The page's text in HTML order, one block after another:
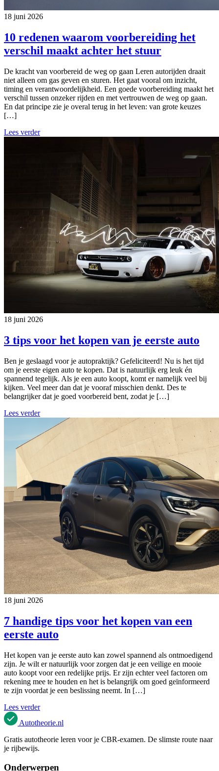
18 juni 2026
10 redenen waarom voorbereiding het
verschil maakt achter het stuur
De kracht van voorbereid de weg op gaan Leren autorijden draait
niet alleen om gas geven en sturen. Het gaat vooral om inzicht,
timing en verantwoordelijkheid. Een goede voorbereiding maakt het
verschil tussen onzeker rijden en met vertrouwen de weg op gaan.
En dat principe zie je overal terug in het leven: van grote keuzes
[…]
Lees verder
18 juni 2026
3 tips voor het kopen van je eerste auto
Ben je geslaagd voor je autopraktijk? Gefeliciteerd! Nu is het tijd
om je eerste eigen auto te kopen. Dat is natuurlijk erg leuk én
spannend tegelijk. Als je een auto koopt, komt er namelijk veel bij
kijken. Veel meer dan dat je vooraf misschien denkt. Des te
belangrijker dat je goed voorbereid bent, zodat je […]
Lees verder
18 juni 2026
7 handige tips voor het kopen van een
eerste auto
Het kopen van je eerste auto kan zowel spannend als ontmoedigend
zijn. Je wilt er natuurlijk voor zorgen dat je een veilige en mooie
auto koopt voor een redelijke prijs. Er zijn echter veel factoren om
rekening mee te houden en het is belangrijk om goed geïnformeerd
te zijn voordat je een beslissing neemt. In […]
Lees verder
Autotheorie.nl
Gratis autotheorie leren voor je CBR-examen. De slimste route naar
je rijbewijs.
Onderwerpen